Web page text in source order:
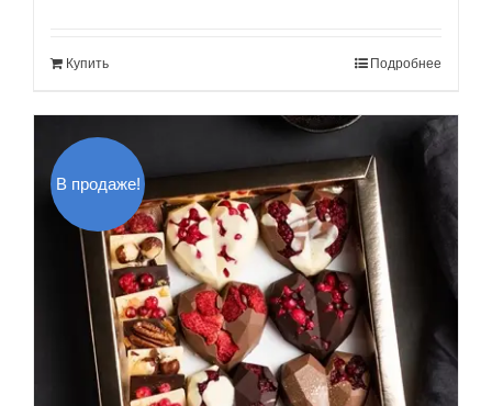
90.00$.
Купить Подробнее
В продаже!